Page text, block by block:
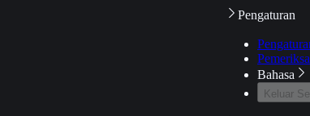
Pengaturan
Bahasa
Keluar